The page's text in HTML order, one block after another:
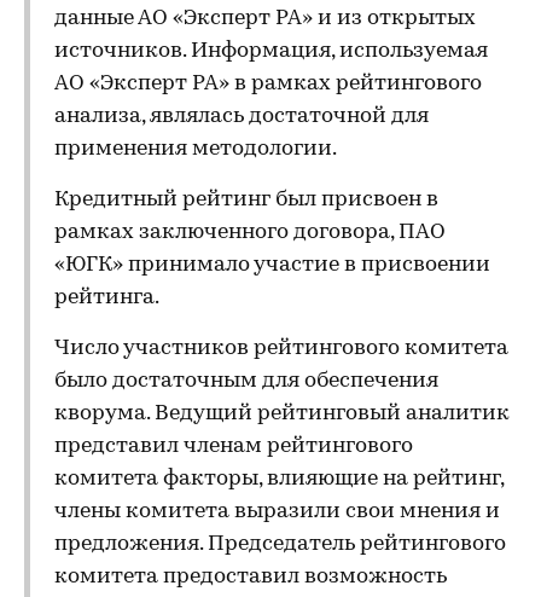
данные АО «Эксперт РА» и из открытых
источников. Информация, используемая
АО «Эксперт РА» в рамках рейтингового
анализа, являлась достаточной для
применения методологии.
Кредитный рейтинг был присвоен в
рамках заключенного договора, ПАО
«ЮГК» принимало участие в присвоении
рейтинга.
Число участников рейтингового комитета
было достаточным для обеспечения
кворума. Ведущий рейтинговый аналитик
представил членам рейтингового
комитета факторы, влияющие на рейтинг,
члены комитета выразили свои мнения и
предложения. Председатель рейтингового
комитета предоставил возможность